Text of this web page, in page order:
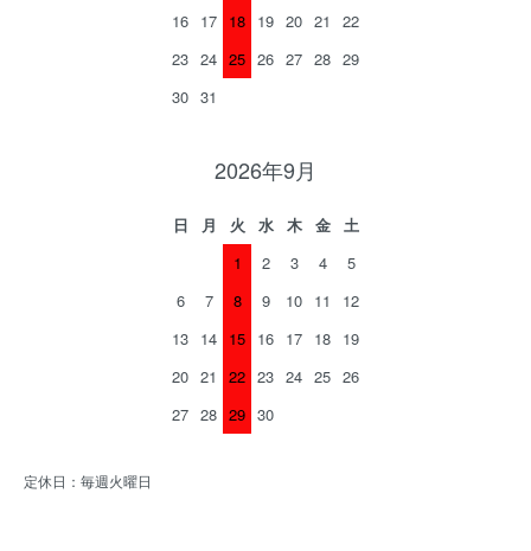
16 17 18 19 20 21
22
23 24 25 26 27 28 29
30 31
2026年9月
日 月 火 水 木 金
土
1
2 3 4
5
6
7 8 9 10 11
12
13 14 15 16 17 18 19
20 21 22 23 24 25 26
27 28 29 30
定休日：毎週火曜日